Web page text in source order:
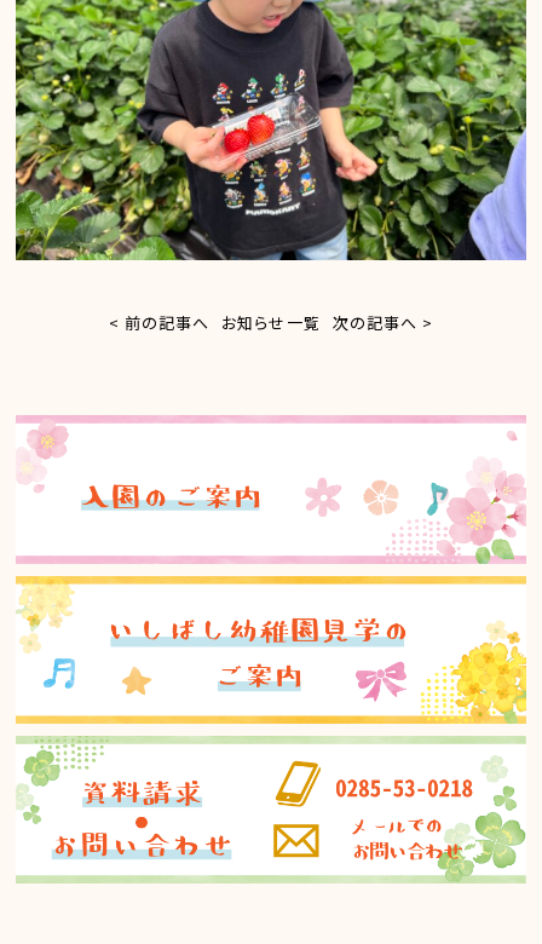
< 前の記事へ お知らせ一覧 次の記事へ >